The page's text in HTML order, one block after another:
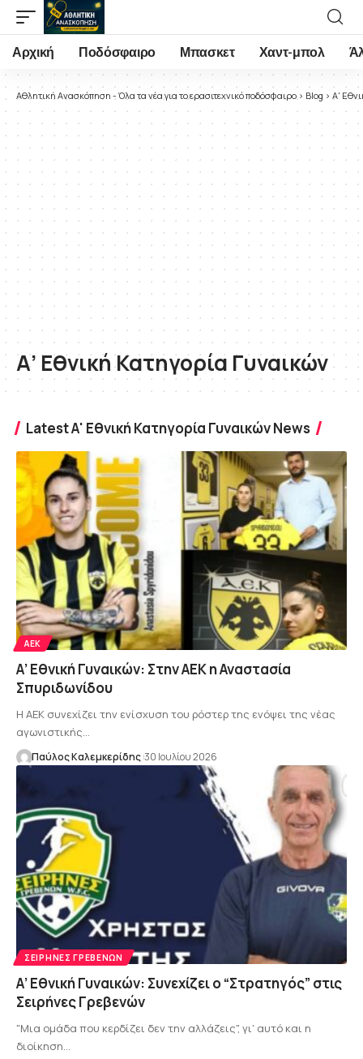
Αρχική Ποδόσφαιρο Μπασκετ Χαντ-μπολ
Αθλητική Ανασκόπηση - Όλα τα νέα για το ερασιτεχνικό ποδόσφαιρο> Blog > Α'
Α’ Εθνική Κατηγορία Γυναικών
Latest Α' Εθνική Κατηγορία Γυναικών News
ΑΕΚ
Α’ Εθνική Γυναικών: Στην ΑΕΚ η Αναστασία
Σπυριδωνίδου
Η ΑΕΚ συνεχίζει την ενίσχυση του ρόστερ της ενόψει της νέας
αγωνιστικής…
Παύλος Καλεμκερίδης 30 Ιουλίου 2026
ΣΕΙΡΉΝΕΣ ΓΡΕΒΕΝΏΝ
Α’ Εθνική Γυναικών: Συνεχίζει ο “Στρατηγός” στις
Σειρήνες Γρεβενών
"Μια ομάδα που κερδίζει δεν την αλλάζεις", γι' αυτό και η
διοίκηση…